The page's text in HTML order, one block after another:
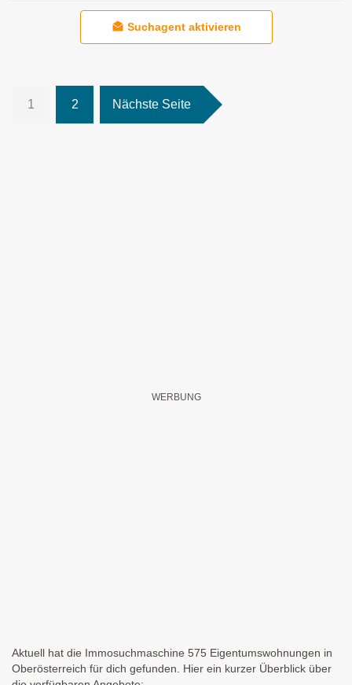
Suchagent aktivieren
1 2 Nächste Seite
Aktuell hat die Immosuchmaschine 575 Eigentumswohnungen in
Oberösterreich für dich gefunden. Hier ein kurzer Überblick über